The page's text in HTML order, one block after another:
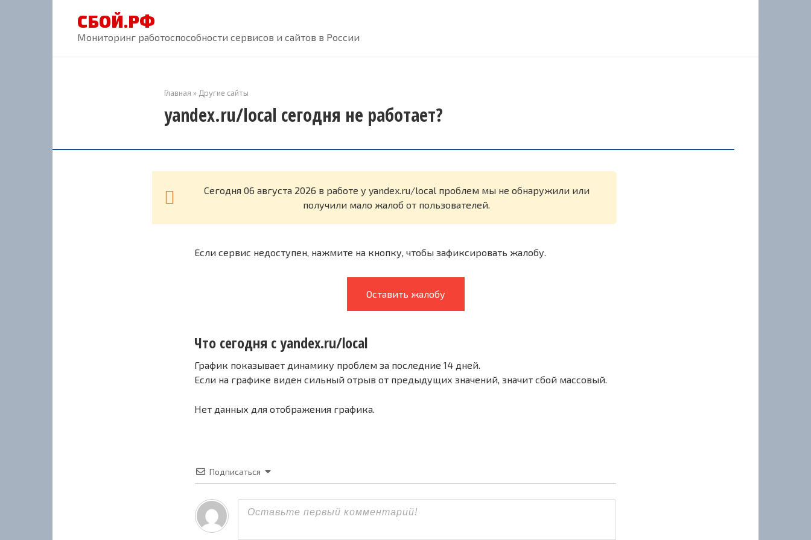
СБОЙ.РФ
Мониторинг работоспособности сервисов и сайтов в России
Главная » Другие сайты
yandex.ru/local сегодня не работает?
Cегодня 06 августа 2026 в работе у yandex.ru/local проблем мы не обнаружили или
получили мало жалоб от пользователей.
Если сервис недоступен, нажмите на кнопку, чтобы зафиксировать жалобу.
Оставить жалобу
Что сегодня с yandex.ru/local
График показывает динамику проблем за последние 14 дней.
Если на графике виден сильный отрыв от предыдущих значений, значит сбой массовый.
Нет данных для отображения графика.
Подписаться